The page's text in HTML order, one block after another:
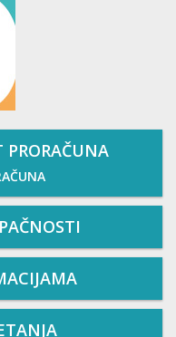
PRORAČUNA